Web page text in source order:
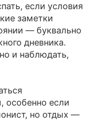
если условия
заметки
— буквально
дневника.
и наблюдать,
особенно если
но отдых —